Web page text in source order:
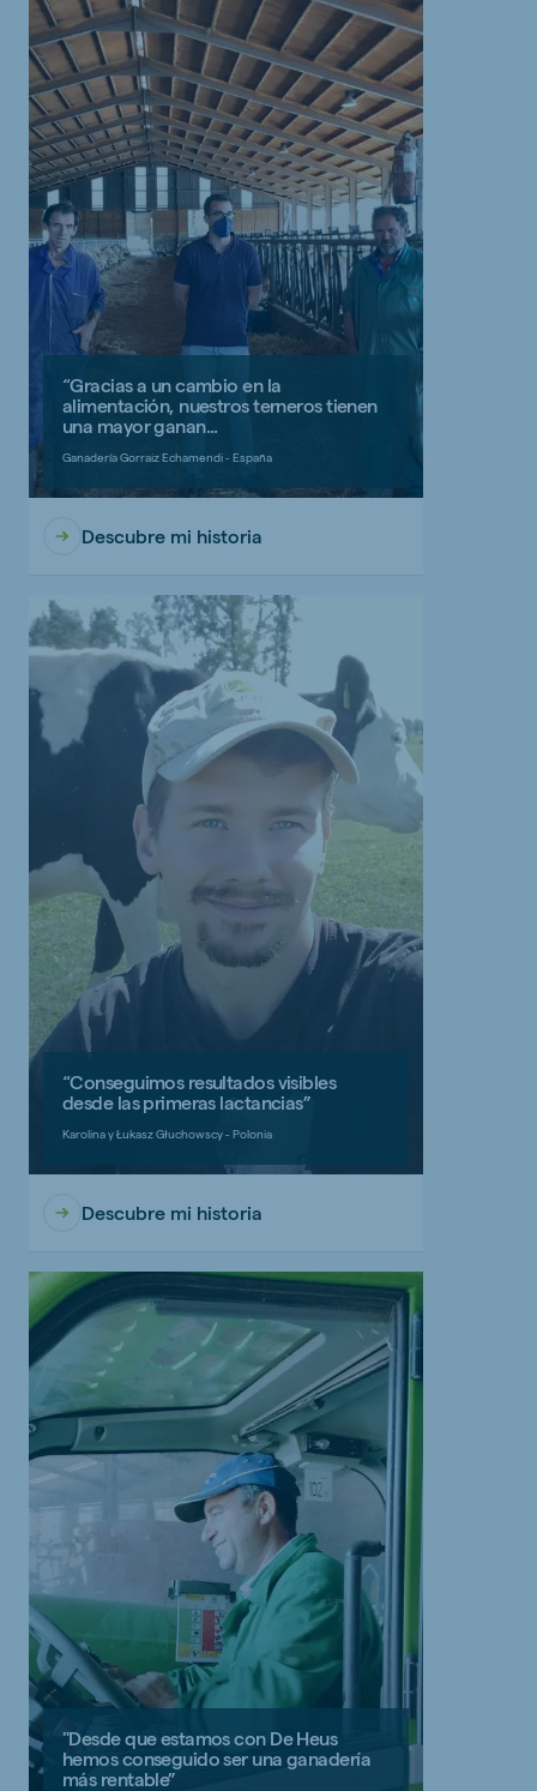
“Gracias a un cambio en la
alimentación, nuestros terneros tienen
una mayor ganan...
Ganadería Gorraiz Echamendi - España
Descubre mi historia
“Conseguimos resultados visibles
desde las primeras lactancias”
Karolina y Łukasz Głuchowscy - Polonia
Descubre mi historia
"Desde que estamos con De Heus
hemos conseguido ser una ganadería
más rentable”